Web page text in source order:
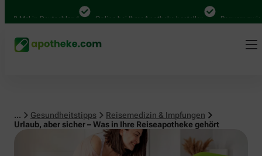
in Deutschland Online bei Ihrer Apotheke bestellen Bequem
... Gesundheitstipps
Reisemedizin & Impfungen
Urlaub, aber sicher – Was in Ihre Reiseapotheke gehört
Reisemedizin & Impfungen